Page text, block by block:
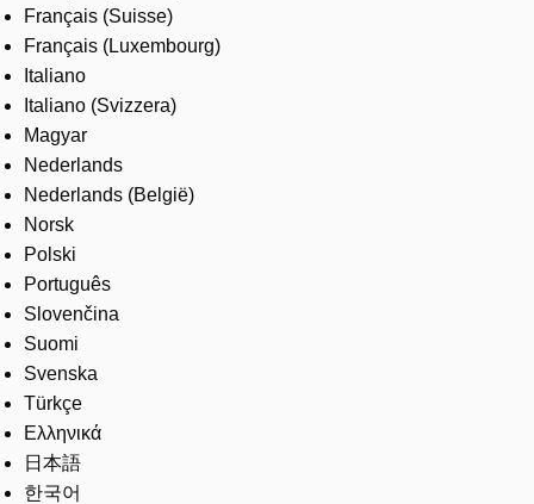
Français (Suisse)
Français (Luxembourg)
Italiano
Italiano (Svizzera)
Magyar
Nederlands
Nederlands (België)
Norsk
Polski
Português
Slovenčina
Suomi
Svenska
Türkçe
Ελληνικά
日本語
한국어